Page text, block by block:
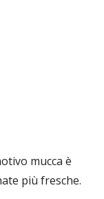
mucca è
più fresche.